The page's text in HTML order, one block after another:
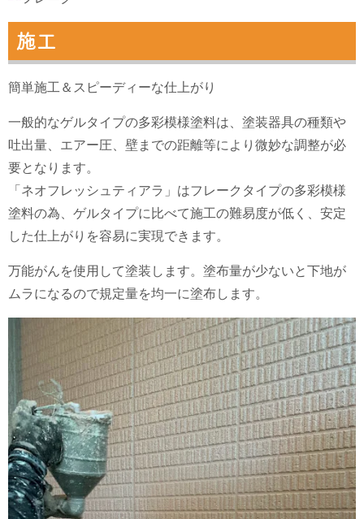
施工
簡単施工＆スピーディーな仕上がり
一般的なゲルタイプの多彩模様塗料は、塗装器具の種類や
吐出量、エアー圧、壁までの距離等により微妙な調整が必
要となります。
「ネオフレッシュティアラ」はフレークタイプの多彩模様
塗料の為、ゲルタイプに比べて施工の難易度が低く、安定
した仕上がりを容易に実現できます。
万能がんを使用して塗装します。塗布量が少ないと下地が
ムラになるので規定量を均一に塗布します。